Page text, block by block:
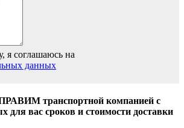
я соглашаюсь на
данных
транспортной компанией с
для вас сроков и стоимости доставки